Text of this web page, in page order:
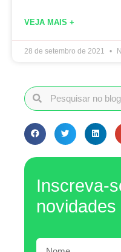
VEJA MAIS +
28 de setembro de 2021
Inscreva-
novidades